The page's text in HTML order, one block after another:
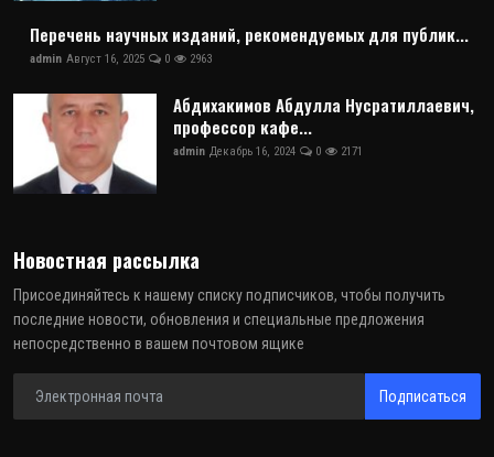
Перечень научных изданий, рекомендуемых для публик...
admin Август 16, 2025 0 2963
Абдихакимов Абдулла Нусратиллаевич,
профессор кафе...
admin Декабрь 16, 2024 0 2171
Новостная рассылка
Присоединяйтесь к нашему списку подписчиков, чтобы получить
последние новости, обновления и специальные предложения
непосредственно в вашем почтовом ящике
Подписаться